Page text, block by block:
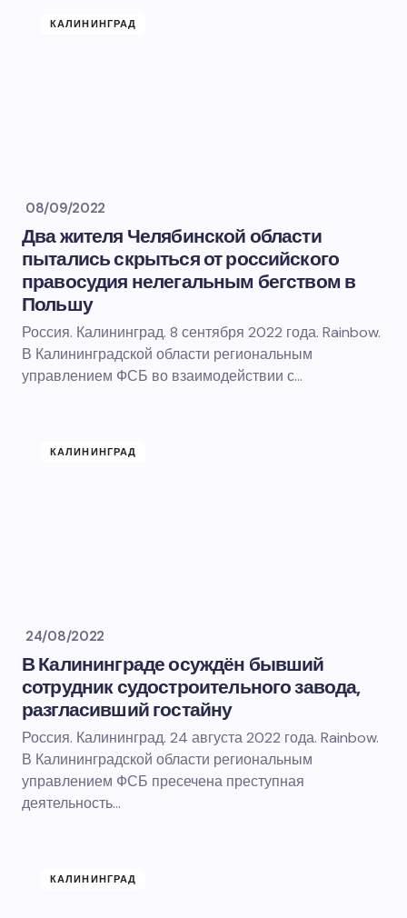
КАЛИНИНГРАД
08/09/2022
Два жителя Челябинской области
пытались скрыться от российского
правосудия нелегальным бегством в
Польшу
Россия. Калининград. 8 сентября 2022 года. Rainbow.
В Калининградской области региональным
управлением ФСБ во взаимодействии с…
КАЛИНИНГРАД
24/08/2022
В Калининграде осуждён бывший
сотрудник судостроительного завода,
разгласивший гостайну
Россия. Калининград. 24 августа 2022 года. Rainbow.
В Калининградской области региональным
управлением ФСБ пресечена преступная
деятельность…
КАЛИНИНГРАД